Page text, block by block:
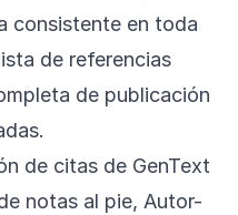
consistente en toda
de referencias
de publicación
de citas de GenText
notas al pie, Autor-